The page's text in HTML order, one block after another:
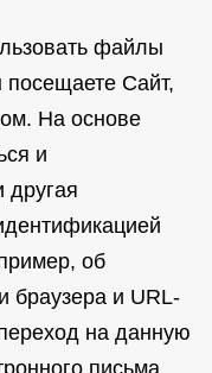
файлы
посещаете Сайт,
На основе
и
другая
об
браузера и URL-
на данную
письма